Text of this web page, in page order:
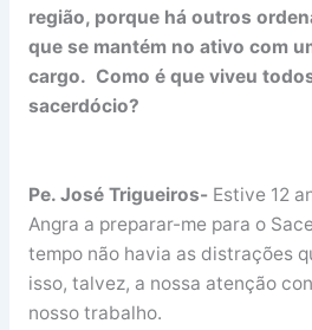
região, porque há outros
que se mantém no ativo com
cargo. Como é que viveu
sacerdócio?
Pe. José Trigueiros- Estive 12
Angra a preparar-me para o
tempo não havia as distrações
isso, talvez, a nossa atenção
nosso trabalho.